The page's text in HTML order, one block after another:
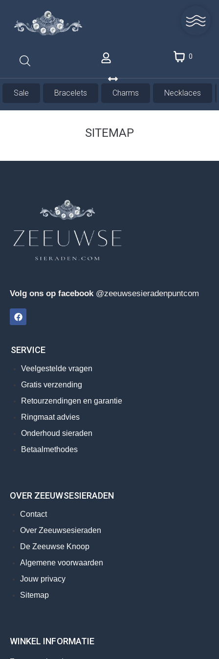
0
Sale Bracelets Charms Necklaces
SITEMAP
Volg ons op facebook@zeeuwsesieradenpuntcom
SERVICE
Veelgestelde vragen
Gratis verzending
Retourzendingen en garantie
Ringmaat advies
Onderhoud sieraden
Betaalmethodes
OVER ZEEUWSESIERADEN
Contact
Over Zeeuwsesieraden
De Zeeuwse Knoop
Algemene voorwaarden
Jouw privacy
Sitemap
WINKEL INFORMATIE